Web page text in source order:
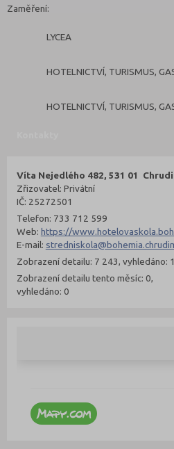
Zaměření:
LYCEA
HOTELNICTVÍ, TURISMUS,
HOTELNICTVÍ, TURISMUS,
Víta Nejedlého 482, 531 01
Zřizovatel: Privátní
IČ: 25272501
Telefon: 733 712 599
Web: https://
E-mail:
Zobrazení detailu: 7 243, vyhledáno:
Zobrazení detailu tento měsíc: 0,
vyhledáno: 0